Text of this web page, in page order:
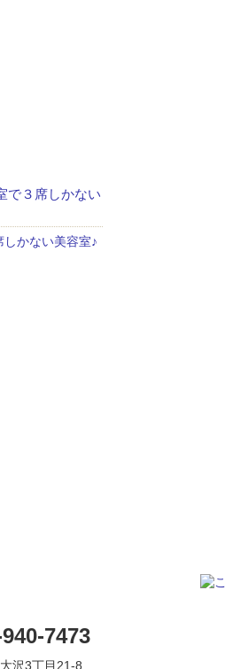
で３席しかない
かない美容室♪
7473
沢3丁目21-8